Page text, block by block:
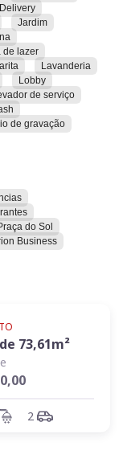
Jardim
de lazer
Lavanderia
Lobby
de serviço
de gravação
do Sol
Business
73,61m²
2